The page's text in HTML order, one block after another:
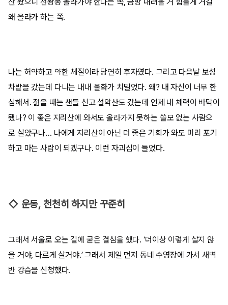
왜 올라가 하는 쪽.
나는 허약하고 약한 체질이라 당연히 후자였다. 그리고 다음날 보성
차밭을 갔는데 다니는 내내 울화가 치밀었다. 왜? 내 자신이 너무 한
심해서. 젊을 때는 샌들 신고 설악산도 갔는데 언제 내 체력이 바닥이
됐나? 이 좋은 지리산에 와서도 올라가지 못하는 쓸모 없는 사람으
로 살았구나… 나에게 지리산이 아닌 더 좋은 기회가 와도 미리 포기
하고 마는 사람이 되겠구나. 이런 자괴심이 들었다.
◇ 운동, 천천히 하지만 꾸준히
그래서 서울로 오는 길에 굳은 결심을 했다. ‘더이상 이렇게 살지 않
을 거야, 다르게 살거야.’ 그래서 제일 먼저 동네 수영장에 가서 새벽
반 강습을 신청했다.